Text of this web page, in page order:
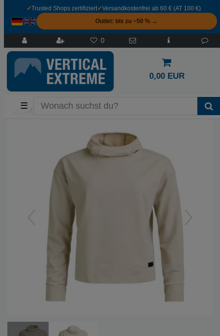
✓Trusted Shops zertifiziert✓Versandkostenfrei ab 60 € (AT 100 €)
Outlet: bis zu −50 % →
0
0,00 EUR
☰